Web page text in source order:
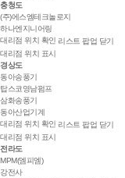
충청도
(주)에스엠테크놀로지
하나엔지니어링
대리점 위치 확인 리스트 팝업 닫기
대리점 위치 표시
경상도
동아송풍기
탑스코영남펌프
삼화송풍기
동아산업기계
대리점 위치 확인 리스트 팝업 닫기
대리점 위치 표시
전라도
MPM(엠피엠)
강전사